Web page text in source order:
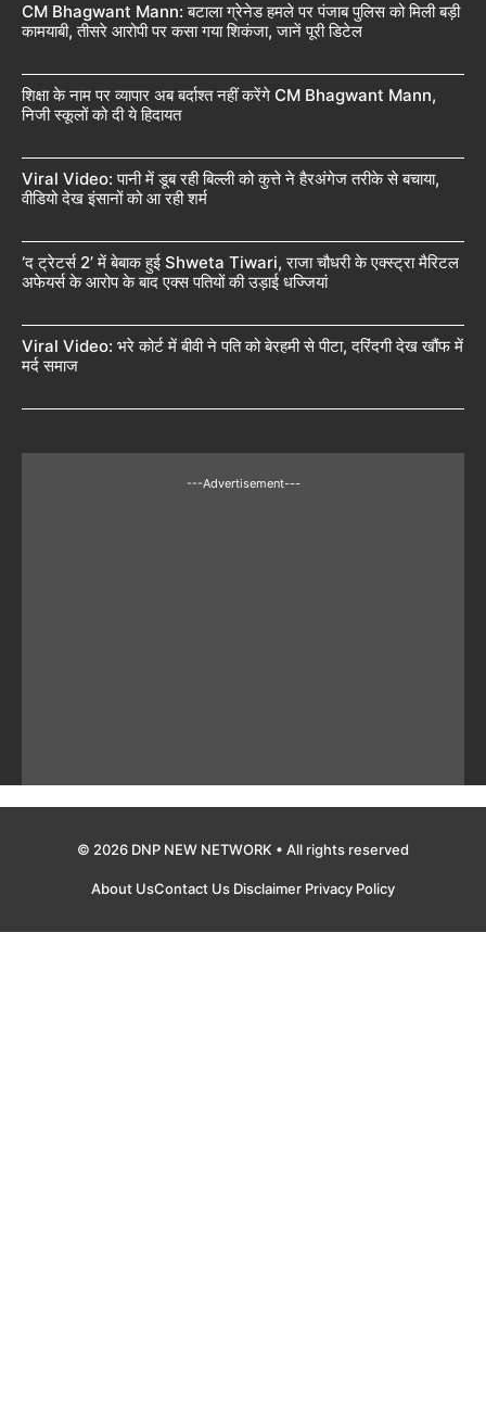
CM Bhagwant Mann: बटाला ग्रेनेड हमले पर पंजाब पुलिस को मिली बड़ी
कामयाबी, तीसरे आरोपी पर कसा गया शिकंजा, जानें पूरी डिटेल
शिक्षा के नाम पर व्यापार अब बर्दाश्त नहीं करेंगे CM Bhagwant Mann,
निजी स्कूलों को दी ये हिदायत
Viral Video: पानी में डूब रही बिल्ली को कुत्ते ने हैरअंगेज तरीके से बचाया,
वीडियो देख इंसानों को आ रही शर्म
‘द ट्रेटर्स 2’ में बेबाक हुई Shweta Tiwari, राजा चौधरी के एक्स्ट्रा मैरिटल
अफेयर्स के आरोप के बाद एक्स पतियों की उड़ाई धज्जियां
Viral Video: भरे कोर्ट में बीवी ने पति को बेरहमी से पीटा, दरिंदगी देख खौंफ में
मर्द समाज
---Advertisement---
© 2026 DNP NEW NETWORK • All rights reserved
About UsContact Us Disclaimer Privacy Policy